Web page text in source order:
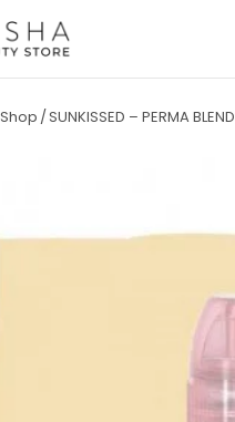
Shop /SUNKISSED – PERMA BLEND